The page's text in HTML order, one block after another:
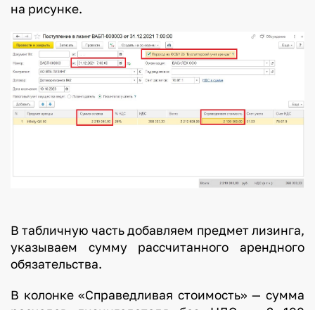
на рисунке.
В табличную часть добавляем предмет лизинга,
указываем сумму рассчитанного арендного
обязательства.
В колонке «Справедливая стоимость» — сумма